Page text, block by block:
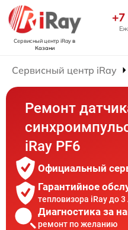
Сервисный центр iRayв
Казани
Сервисный центр iRay
Ремонт
iRay PF6
Официальный
Гарантийное
тепловизора iRay до 3
Диагностика за
ремонт по желанию